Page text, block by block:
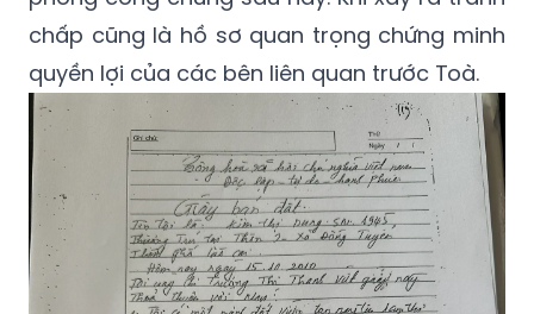
chấp cũng là hồ sơ quan trọng chứng minh
quyền lợi của các bên liên quan trước Toà.